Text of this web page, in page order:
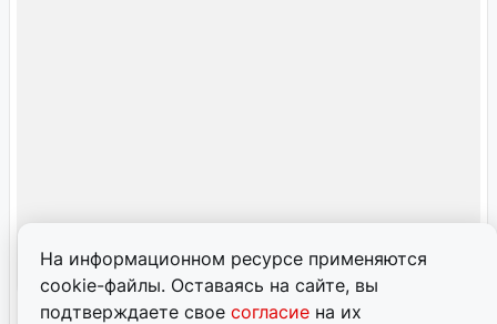
На информационном ресурсе применяются
cookie-файлы. Оставаясь на сайте, вы
подтверждаете свое согласие на их